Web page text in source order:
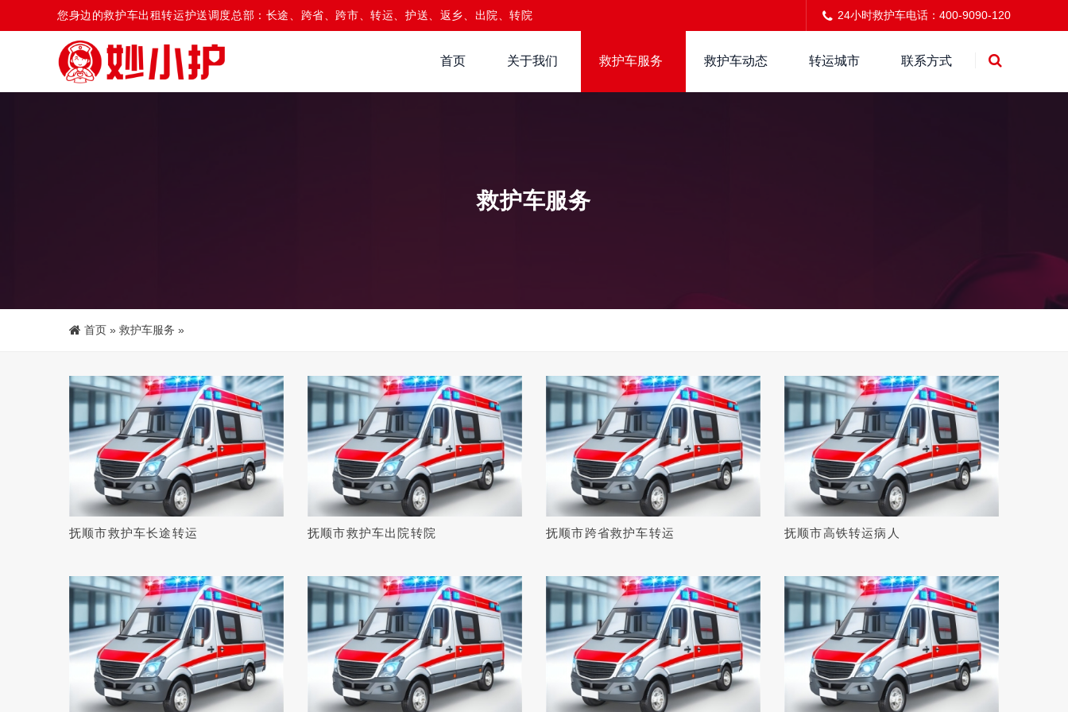
您身边的救护车出租转运护送调度总部：长途、跨省、跨市、转运、护送、返乡、出院、转院 24小时救护车电话：400-9090-120
首页 关于我们 救护车服务 救护车动态 转运城市 联系方式
救护车服务
首页 » 救护车服务 »
抚顺市救护车长途转运 抚顺市救护车出院转院 抚顺市跨省救护车转运 抚顺市高铁转运病人